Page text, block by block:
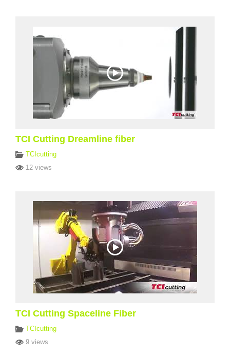
TCI Cutting Dreamline fiber
TCIcutting
12 views
TCI Cutting Spaceline Fiber
TCIcutting
9 views